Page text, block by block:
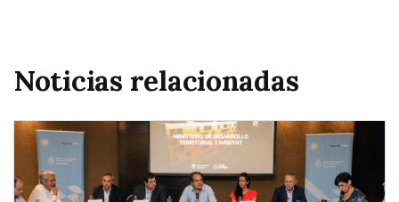
Noticias relacionadas